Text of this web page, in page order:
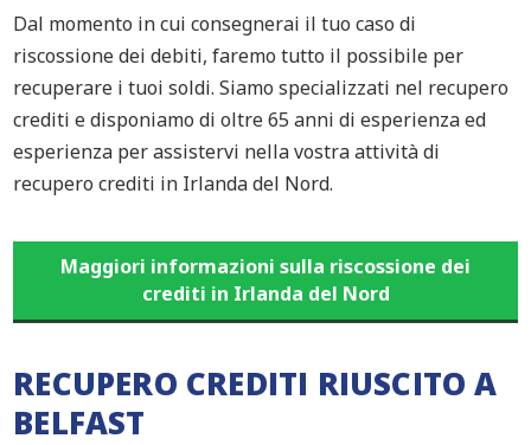
Dal momento in cui consegnerai il tuo caso di
riscossione dei debiti, faremo tutto il possibile per
recuperare i tuoi soldi. Siamo specializzati nel recupero
crediti e disponiamo di oltre 65 anni di esperienza ed
esperienza per assistervi nella vostra attività di
recupero crediti in Irlanda del Nord.
Maggiori informazioni sulla riscossione dei
crediti in Irlanda del Nord
RECUPERO CREDITI RIUSCITO A
BELFAST